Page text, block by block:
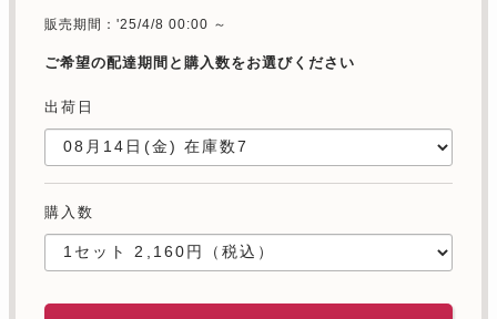
販売期間：'25/4/8 00:00 ～
ご希望の配達期間と購入数をお選びください
出荷日
購入数